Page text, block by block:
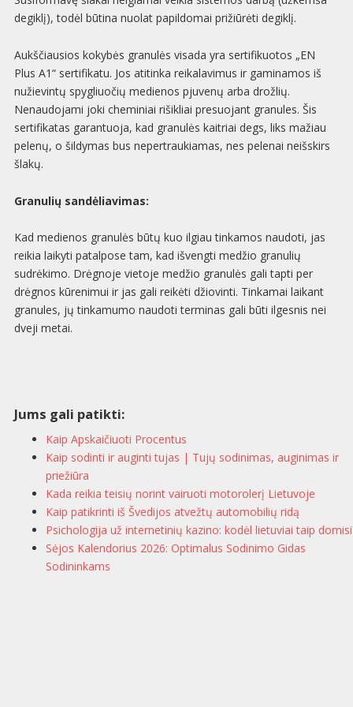
degiklį), todėl būtina nuolat papildomai prižiūrėti degiklį.
Aukščiausios kokybės granulės visada yra sertifikuotos „EN
Plus A1“ sertifikatu. Jos atitinka reikalavimus ir gaminamos iš
nužievintų spygliuočių medienos pjuvenų arba drožlių.
Nenaudojami joki cheminiai rišikliai presuojant granules. Šis
sertifikatas garantuoja, kad granulės kaitriai degs, liks mažiau
pelenų, o šildymas bus nepertraukiamas, nes pelenai neišskirs
šlakų.
Granulių sandėliavimas:
Kad medienos granulės būtų kuo ilgiau tinkamos naudoti, jas
reikia laikyti patalpose tam, kad išvengti medžio granulių
sudrėkimo. Drėgnoje vietoje medžio granulės gali tapti per
drėgnos kūrenimui ir jas gali reikėti džiovinti. Tinkamai laikant
granules, jų tinkamumo naudoti terminas gali būti ilgesnis nei
dveji metai.
Jums gali patikti:
Kaip Apskaičiuoti Procentus
Kaip sodinti ir auginti tujas | Tujų sodinimas, auginimas ir
priežiūra
Kada reikia teisių norint vairuoti motorolerį Lietuvoje
Kaip patikrinti iš Švedijos atvežtų automobilių ridą
Psichologija už internetinių kazino: kodėl lietuviai taip
Sėjos Kalendorius 2026: Optimalus Sodinimo Gidas
Sodininkams